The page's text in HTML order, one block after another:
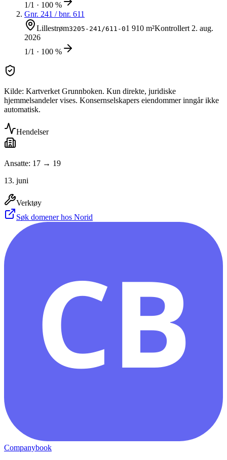
1/1 · 100 %
Gnr. 241 / bnr. 611
Lillestrøm3205-241/611-01 910 m²Kontrollert2. aug.
2026
1/1 · 100 %
Kilde: Kartverket Grunnboken. Kun direkte, juridiske
hjemmelsandeler vises. Konsernselskapers eiendommer inngår ikke
automatisk.
Hendelser
Ansatte: 17 → 19
13. juni
Verktøy
Søk domener hos Norid
CB
Companybook